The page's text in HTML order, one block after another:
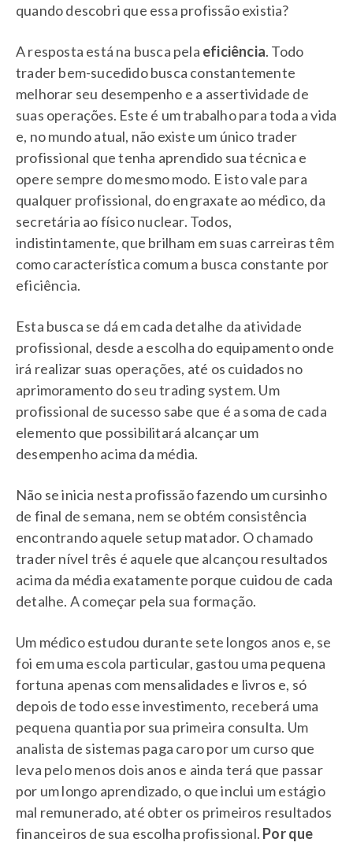
quando descobri que essa profissão existia?
A resposta está na busca pela eficiência. Todo
trader bem-sucedido busca constantemente
melhorar seu desempenho e a assertividade de
suas operações. Este é um trabalho para toda a vida
e, no mundo atual, não existe um único trader
profissional que tenha aprendido sua técnica e
opere sempre do mesmo modo. E isto vale para
qualquer profissional, do engraxate ao médico, da
secretária ao físico nuclear. Todos,
indistintamente, que brilham em suas carreiras têm
como característica comum a busca constante por
eficiência.
Esta busca se dá em cada detalhe da atividade
profissional, desde a escolha do equipamento onde
irá realizar suas operações, até os cuidados no
aprimoramento do seu trading system. Um
profissional de sucesso sabe que é a soma de cada
elemento que possibilitará alcançar um
desempenho acima da média.
Não se inicia nesta profissão fazendo um cursinho
de final de semana, nem se obtém consistência
encontrando aquele setup matador. O chamado
trader nível três é aquele que alcançou resultados
acima da média exatamente porque cuidou de cada
detalhe. A começar pela sua formação.
Um médico estudou durante sete longos anos e, se
foi em uma escola particular, gastou uma pequena
fortuna apenas com mensalidades e livros e, só
depois de todo esse investimento, receberá uma
pequena quantia por sua primeira consulta. Um
analista de sistemas paga caro por um curso que
leva pelo menos dois anos e ainda terá que passar
por um longo aprendizado, o que inclui um estágio
mal remunerado, até obter os primeiros resultados
financeiros de sua escolha profissional. Por que